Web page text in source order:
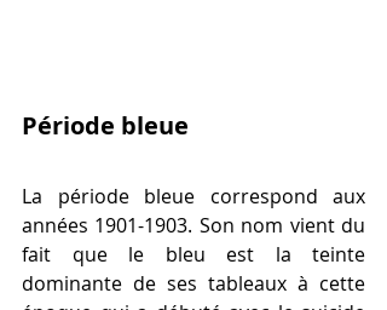
Période bleue
La période bleue correspond aux
années 1901-1903. Son nom vient du
fait que le bleu est la teinte
dominante de ses tableaux à cette